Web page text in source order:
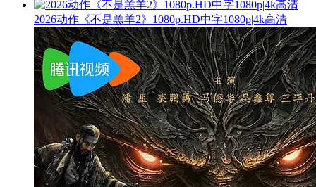
2026动作《不是羔羊2》1080p.HD中字1080p|4k高清